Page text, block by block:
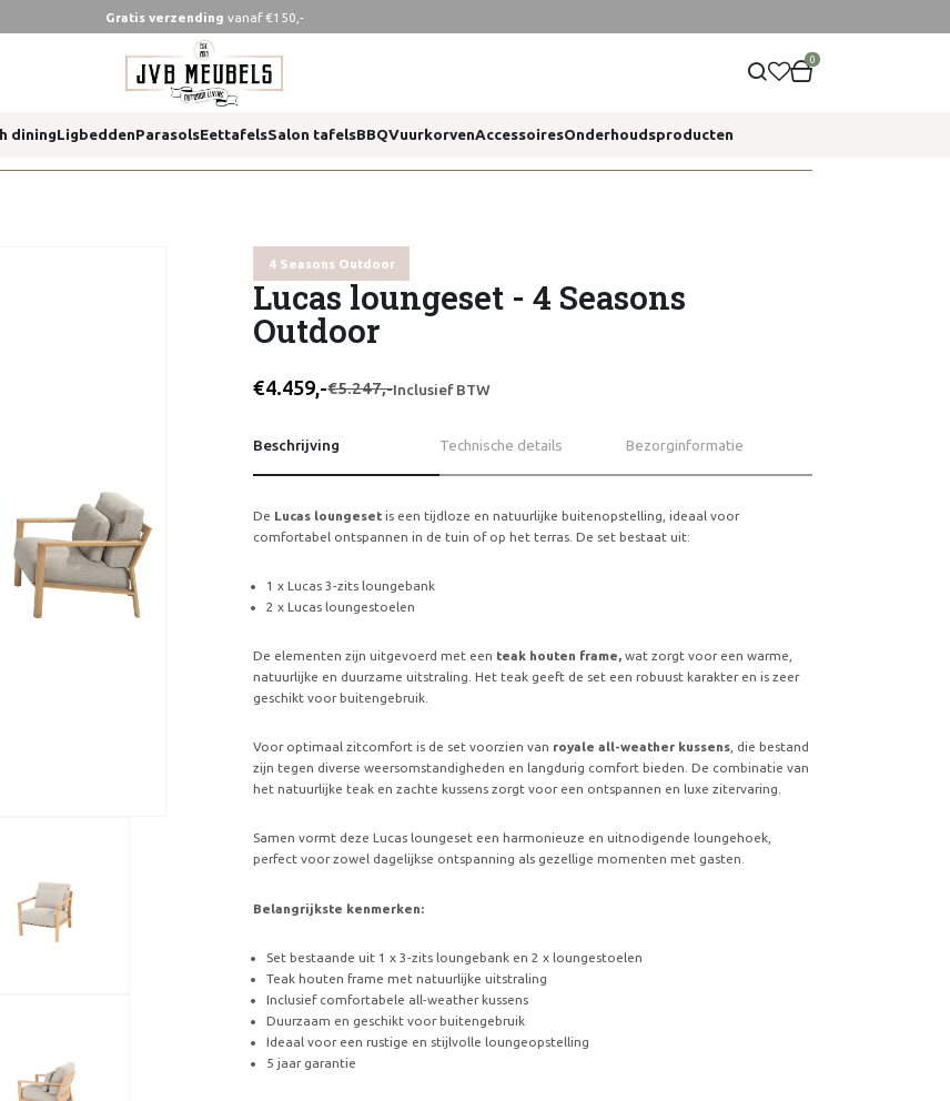
Gratis verzending vanaf €150,-
0
diningLigbeddenParasolsEettafelsSalon tafelsBBQVuurkorvenAccessoiresOnderhoudsproducten
outdoor
4 Seasons Outdoor
Lucas loungeset - 4 Seasons
Outdoor
€4.459,-€5.247,-Inclusief BTW
Beschrijving Technische details Bezorginformatie
De Lucas loungeset is een tijdloze en natuurlijke buitenopstelling, ideaal voor
comfortabel ontspannen in de tuin of op het terras. De set bestaat uit:
1 x Lucas 3-zits loungebank
2 x Lucas loungestoelen
De elementen zijn uitgevoerd met een teak houten frame, wat zorgt voor een warme,
natuurlijke en duurzame uitstraling. Het teak geeft de set een robuust karakter en is zeer
geschikt voor buitengebruik.
Voor optimaal zitcomfort is de set voorzien van royale all-weather kussens , die bestand
zijn tegen diverse weersomstandigheden en langdurig comfort bieden. De combinatie van
het natuurlijke teak en zachte kussens zorgt voor een ontspannen en luxe zitervaring.
Samen vormt deze Lucas loungeset een harmonieuze en uitnodigende loungehoek,
perfect voor zowel dagelijkse ontspanning als gezellige momenten met gasten.
Belangrijkste kenmerken:
Set bestaande uit 1 x 3-zits loungebank en 2 x loungestoelen
Teak houten frame met natuurlijke uitstraling
Inclusief comfortabele all-weather kussens
Duurzaam en geschikt voor buitengebruik
Ideaal voor een rustige en stijlvolle loungeopstelling
5 jaar garantie